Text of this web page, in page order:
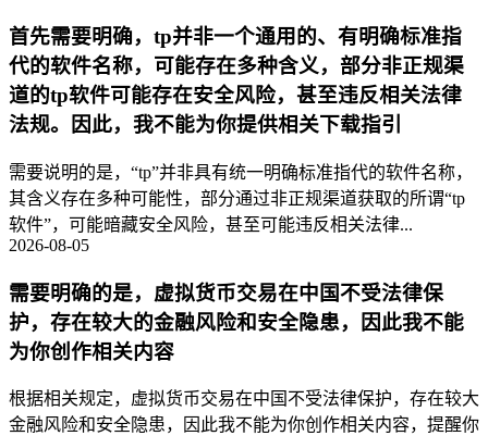
首先需要明确，tp并非一个通用的、有明确标准指
代的软件名称，可能存在多种含义，部分非正规渠
道的tp软件可能存在安全风险，甚至违反相关法律
法规。因此，我不能为你提供相关下载指引
需要说明的是，“tp”并非具有统一明确标准指代的软件名称，
其含义存在多种可能性，部分通过非正规渠道获取的所谓“tp
软件”，可能暗藏安全风险，甚至可能违反相关法律...
2026-08-05
需要明确的是，虚拟货币交易在中国不受法律保
护，存在较大的金融风险和安全隐患，因此我不能
为你创作相关内容
根据相关规定，虚拟货币交易在中国不受法律保护，存在较大
金融风险和安全隐患，因此我不能为你创作相关内容，提醒你